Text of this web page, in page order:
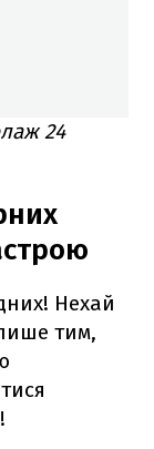
24
Нехай
тим,